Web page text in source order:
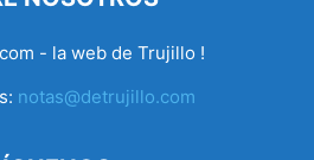
- la web de Trujillo !
notas@detrujillo.com